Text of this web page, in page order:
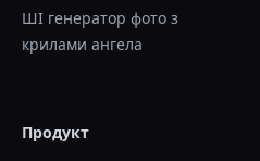
ШІ генератор фото з
крилами ангела
Продукт